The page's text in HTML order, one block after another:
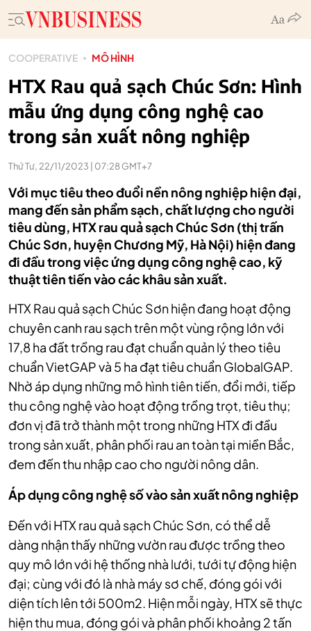
COOPERATIVE MÔ HÌNH
HTX Rau quả sạch Chúc Sơn: Hình
mẫu ứng dụng công nghệ cao
trong sản xuất nông nghiệp
Thứ Tư, 22/11/2023 | 07:28 GMT+7
Với mục tiêu theo đuổi nền nông nghiệp hiện đại,
mang đến sản phẩm sạch, chất lượng cho người
tiêu dùng, HTX rau quả sạch Chúc Sơn (thị trấn
Chúc Sơn, huyện Chương Mỹ, Hà Nội) hiện đang
đi đầu trong việc ứng dụng công nghệ cao, kỹ
thuật tiên tiến vào các khâu sản xuất.
HTX Rau quả sạch Chúc Sơn hiện đang hoạt động
chuyên canh rau sạch trên một vùng rộng lớn với
17,8 ha đất trồng rau đạt chuẩn quản lý theo tiêu
chuẩn VietGAP và 5 ha đạt tiêu chuẩn GlobalGAP.
Nhờ áp dụng những mô hình tiên tiến, đổi mới, tiếp
thu công nghệ vào hoạt động trồng trọt, tiêu thụ;
đơn vị đã trở thành một trong những HTX đi đầu
trong sản xuất, phân phối rau an toàn tại miền Bắc,
đem đến thu nhập cao cho người nông dân.
Áp dụng công nghệ số vào sản xuất nông nghiệp
Đến với HTX rau quả sạch Chúc Sơn, có thể dễ
dàng nhận thấy những vườn rau được trồng theo
quy mô lớn với hệ thống nhà lưới, tưới tự động hiện
đại; cùng với đó là nhà máy sơ chế, đóng gói với
diện tích lên tới 500m2. Hiện mỗi ngày, HTX sẽ thực
hiện thu mua, đóng gói và phân phối khoảng 2 tấn